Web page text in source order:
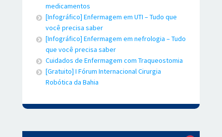
medicamentos
[Infográfico] Enfermagem em UTI – Tudo que
você precisa saber
[Infográfico] Enfermagem em nefrologia – Tudo
que você precisa saber
Cuidados de Enfermagem com Traqueostomia
[Gratuito] I Fórum Internacional Cirurgia
Robótica da Bahia